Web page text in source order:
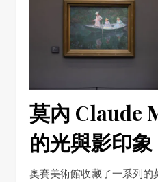
莫內 Claude
的光與影印象
奧賽美術館收藏了一系列